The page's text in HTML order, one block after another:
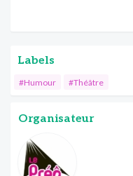
Labels
#Humour #Théâtre
Organisateur